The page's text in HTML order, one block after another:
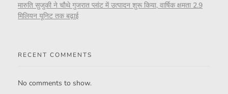
मारुति सुजुकी ने चौथे गुजरात प्लांट में उत्पादन शुरू किया, वार्षिक क्षमता 2.9
मिलियन यूनिट तक बढ़ाई
RECENT COMMENTS
No comments to show.